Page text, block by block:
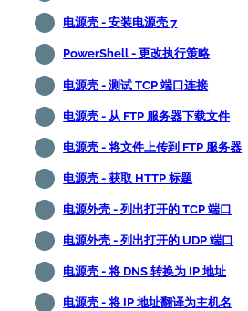
电源壳 - 安装电源壳 7
PowerShell - 更改执行策略
电源壳 - 测试 TCP 端口连接
电源壳 - 从 FTP 服务器下载文件
电源壳 - 将文件上传到 FTP 服务器
电源壳 - 获取 HTTP 标题
电源外壳 - 列出打开的 TCP 端口
电源外壳 - 列出打开的 UDP 端口
电源壳 - 将 DNS 转换为 IP 地址
电源壳 - 将 IP 地址翻译为主机名